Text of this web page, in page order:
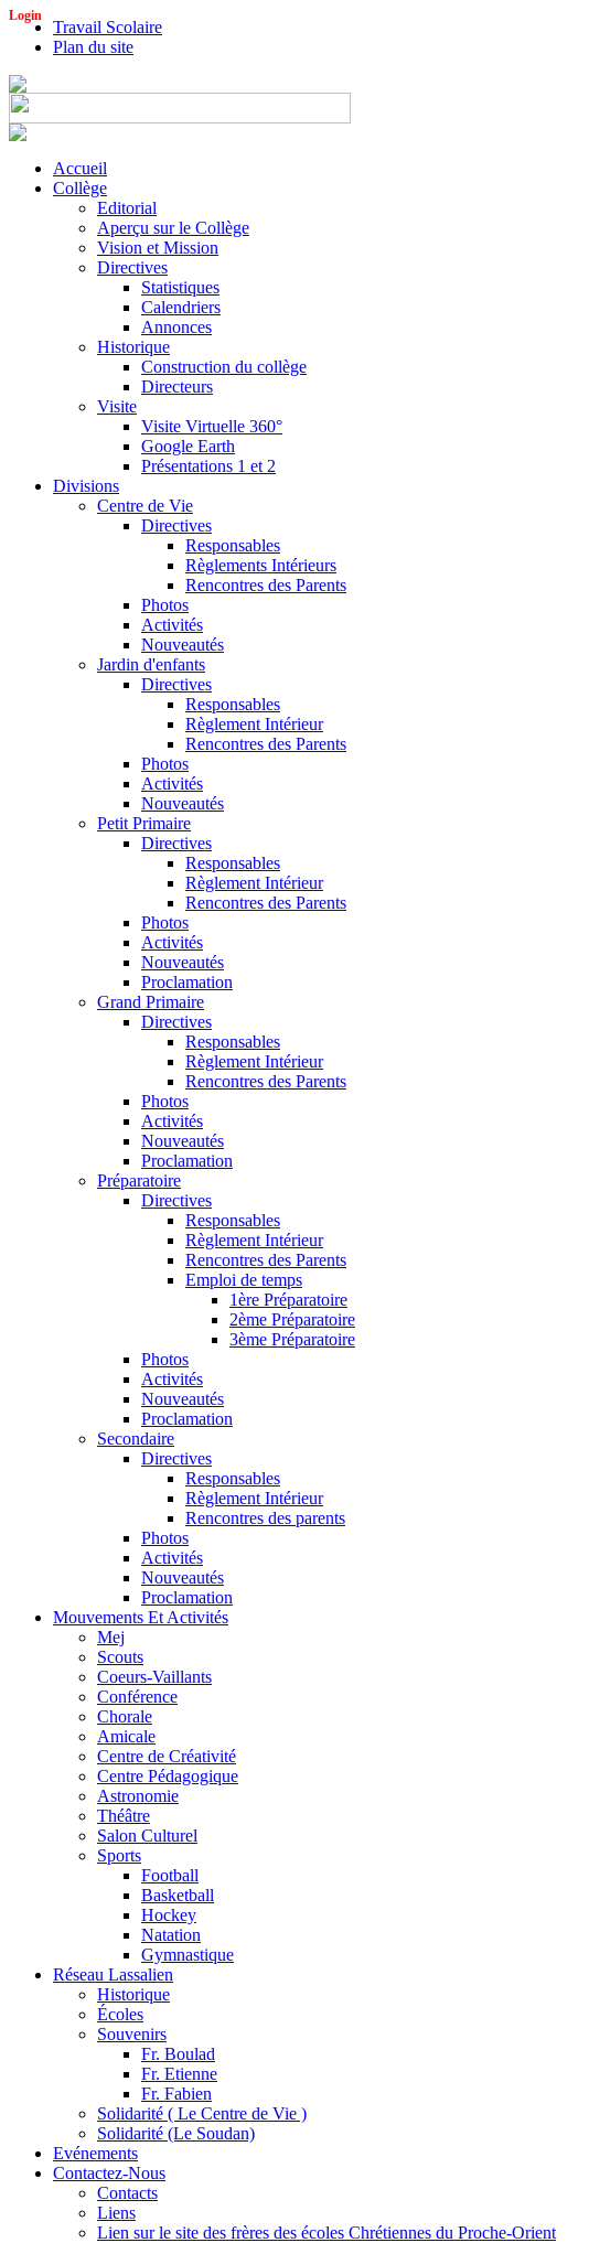
Login
Travail Scolaire
Plan du site
Accueil
Collège
Editorial
Aperçu sur le Collège
Vision et Mission
Directives
Statistiques
Calendriers
Annonces
Historique
Construction du collège
Directeurs
Visite
Visite Virtuelle 360°
Google Earth
Présentations 1 et 2
Divisions
Centre de Vie
Directives
Responsables
Règlements Intérieurs
Rencontres des Parents
Photos
Activités
Nouveautés
Jardin d'enfants
Directives
Responsables
Règlement Intérieur
Rencontres des Parents
Photos
Activités
Nouveautés
Petit Primaire
Directives
Responsables
Règlement Intérieur
Rencontres des Parents
Photos
Activités
Nouveautés
Proclamation
Grand Primaire
Directives
Responsables
Règlement Intérieur
Rencontres des Parents
Photos
Activités
Nouveautés
Proclamation
Préparatoire
Directives
Responsables
Règlement Intérieur
Rencontres des Parents
Emploi de temps
1ère Préparatoire
2ème Préparatoire
3ème Préparatoire
Photos
Activités
Nouveautés
Proclamation
Secondaire
Directives
Responsables
Règlement Intérieur
Rencontres des parents
Photos
Activités
Nouveautés
Proclamation
Mouvements Et Activités
Mej
Scouts
Coeurs-Vaillants
Conférence
Chorale
Amicale
Centre de Créativité
Centre Pédagogique
Astronomie
Théâtre
Salon Culturel
Sports
Football
Basketball
Hockey
Natation
Gymnastique
Réseau Lassalien
Historique
Écoles
Souvenirs
Fr. Boulad
Fr. Etienne
Fr. Fabien
Solidarité ( Le Centre de Vie )
Solidarité (Le Soudan)
Evénements
Contactez-Nous
Contacts
Liens
Lien sur le site des frères des écoles Chrétiennes du Proche-Orient